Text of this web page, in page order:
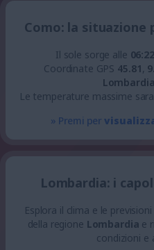
Como: la situazione
Il sole sorge alle 06:22
Coordinate GPS 45.81,
Lombardia
Le temperature massime
» Premi per
Lombardia: i
Esplora il clima e le
della regione Lombardia e
condizioni e